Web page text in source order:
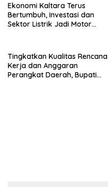
Ekonomi Kaltara Terus
Bertumbuh, Investasi dan
Sektor Listrik Jadi Motor
Tingkatkan Kualitas Rencana
Kerja dan Anggaran
Perangkat Daerah, Bupati